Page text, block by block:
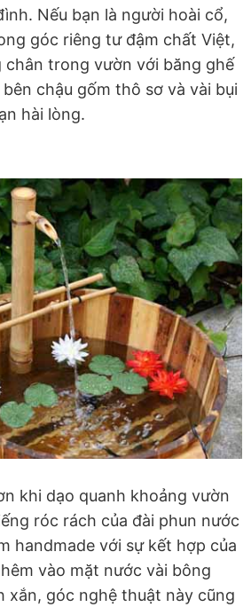
Nếu bạn là người hoài cổ,
góc riêng tư đậm chất Việt,
trong vườn với băng ghế
chậu gốm thô sơ và vài bụi
hài lòng.
khi dạo quanh khoảng vườn
róc rách của đài phun nước
handmade với sự kết hợp của
vào mặt nước vài bông
xắn, góc nghệ thuật này cũng